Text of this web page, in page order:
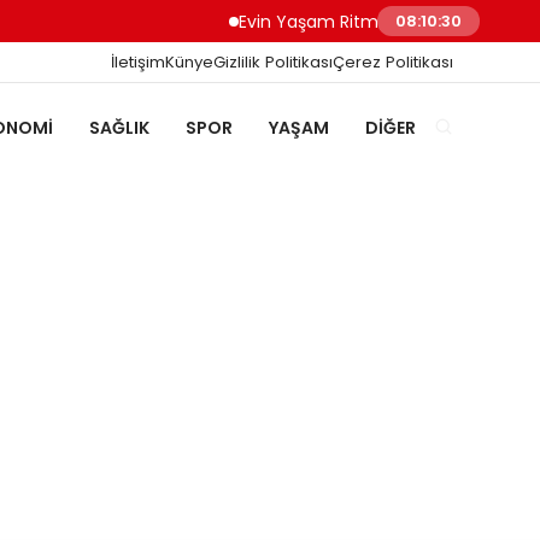
Evin Yaşam Ritmini Korumak: Beyaz
08:10:30
İletişimKünyeGizlilik PolitikasıÇerez Politikası
SAĞLIK SPOR YAŞAM DIĞER